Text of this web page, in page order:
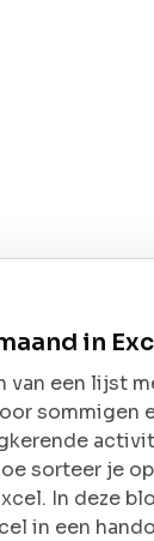
in
van een lijst
sommigen
sorteer je op
In deze
in een